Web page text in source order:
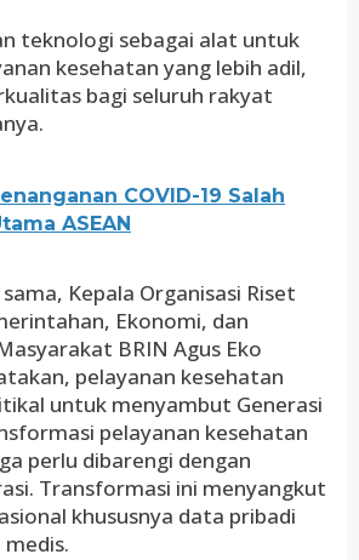
teknologi sebagai alat untuk
kesehatan yang lebih adil,
bagi seluruh rakyat
COVID-19 Salah
ASEAN
Kepala Organisasi Riset
Ekonomi, dan
BRIN Agus Eko
pelayanan kesehatan
untuk menyambut Generasi
pelayanan kesehatan
perlu dibarengi dengan
Transformasi ini menyangkut
khususnya data pribadi